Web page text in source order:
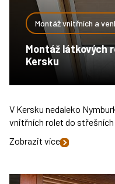
Montáž vnitřních a
Montáž látkových
Kersku
V Kersku nedaleko
vnitřních rolet do
Zobrazit více